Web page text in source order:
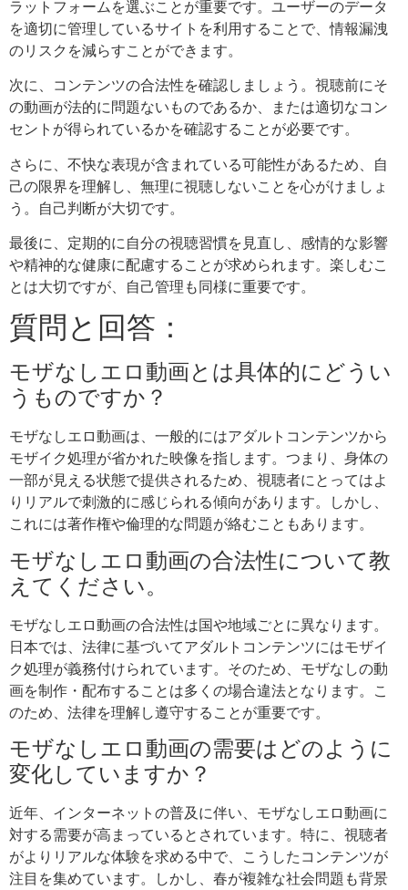
ラットフォームを選ぶことが重要です。ユーザーのデータ
を適切に管理しているサイトを利用することで、情報漏洩
のリスクを減らすことができます。
次に、コンテンツの合法性を確認しましょう。視聴前にそ
の動画が法的に問題ないものであるか、または適切なコン
セントが得られているかを確認することが必要です。
さらに、不快な表現が含まれている可能性があるため、自
己の限界を理解し、無理に視聴しないことを心がけましょ
う。自己判断が大切です。
最後に、定期的に自分の視聴習慣を見直し、感情的な影響
や精神的な健康に配慮することが求められます。楽しむこ
とは大切ですが、自己管理も同様に重要です。
質問と回答：
モザなしエロ動画とは具体的にどうい
うものですか？
モザなしエロ動画は、一般的にはアダルトコンテンツから
モザイク処理が省かれた映像を指します。つまり、身体の
一部が見える状態で提供されるため、視聴者にとってはよ
りリアルで刺激的に感じられる傾向があります。しかし、
これには著作権や倫理的な問題が絡むこともあります。
モザなしエロ動画の合法性について教
えてください。
モザなしエロ動画の合法性は国や地域ごとに異なります。
日本では、法律に基づいてアダルトコンテンツにはモザイ
ク処理が義務付けられています。そのため、モザなしの動
画を制作・配布することは多くの場合違法となります。こ
のため、法律を理解し遵守することが重要です。
モザなしエロ動画の需要はどのように
変化していますか？
近年、インターネットの普及に伴い、モザなしエロ動画に
対する需要が高まっているとされています。特に、視聴者
がよりリアルな体験を求める中で、こうしたコンテンツが
注目を集めています。しかし、春が複雑な社会問題も背景